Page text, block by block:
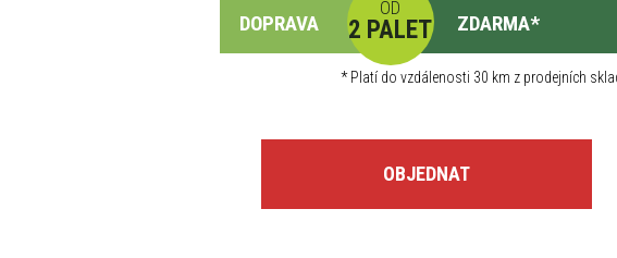
DOPRAVA
OD
2 PALET ZDARMA*
*Platí do vzdálenosti 30 km z prodejních
OBJEDNAT